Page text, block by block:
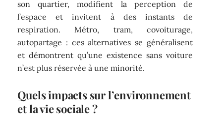
son quartier, modifient la perception de
l’espace et invitent à des instants de
respiration. Métro, tram, covoiturage,
autopartage : ces alternatives se généralisent
et démontrent qu’une existence sans voiture
n’est plus réservée à une minorité.
Quels impacts sur l’environnement
et la vie sociale ?